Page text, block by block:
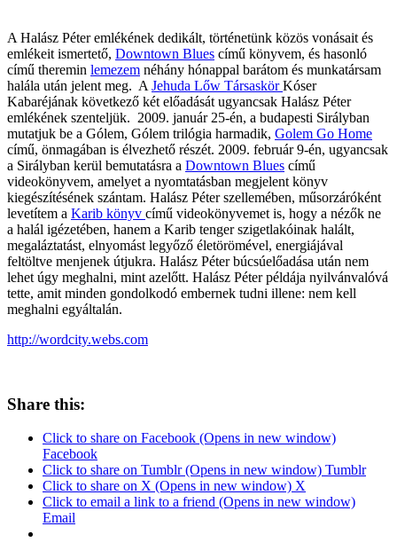
A Halász Péter emlékének dedikált, történetünk közös vonásait és
emlékeit ismertető, Downtown Blues című könyvem, és hasonló
című theremin lemezem néhány hónappal barátom és munkatársam
halála után jelent meg. A Jehuda Lőw TársaskörKóser
Kabaréjának következő két előadását ugyancsak Halász Péter
emlékének szenteljük. 2009. január 25-én, a budapesti Sirályban
mutatjuk be a Gólem, Gólem trilógia harmadik, Golem Go Home
című, önmagában is élvezhető részét. 2009. február 9-én, ugyancsak
a Sirályban kerül bemutatásra a Downtown Blues című
videokönyvem, amelyet a nyomtatásban megjelent könyv
kiegészítésének szántam. Halász Péter szellemében, műsorzáróként
levetítem a Karib könyv című videokönyvemet is, hogy a nézők ne
a halál igézetében, hanem a Karib tenger szigetlakóinak halált,
megaláztatást, elnyomást legyőző életörömével, energiájával
feltöltve menjenek útjukra. Halász Péter búcsúelőadása után nem
lehet úgy meghalni, mint azelőtt. Halász Péter példája nyilvánvalóvá
tette, amit minden gondolkodó embernek tudni illene: nem kell
meghalni egyáltalán.
http://wordcity.webs.com
Share this:
Click to share on Facebook (Opens in new window)
Facebook
Click to share on Tumblr (Opens in new window) Tumblr
Click to share on X (Opens in new window) X
Click to email a link to a friend (Opens in new window)
Email